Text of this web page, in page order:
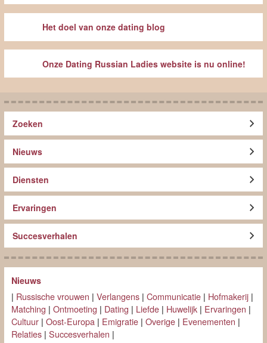
Het doel van onze dating blog
Onze Dating Russian Ladies website is nu online!
Zoeken
Nieuws
Diensten
Ervaringen
Succesverhalen
Nieuws
| Russische vrouwen | Verlangens| Communicatie| Hofmakerij|
Matching | Ontmoeting | Dating | Liefde| Huwelijk| Ervaringen |
Cultuur| Oost-Europa | Emigratie| Overige| Evenementen |
Relaties| Succesverhalen |